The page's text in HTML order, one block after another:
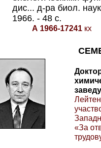
дис... д-ра биол.
1966. - 48 с.
А 1966-17241кх
«За